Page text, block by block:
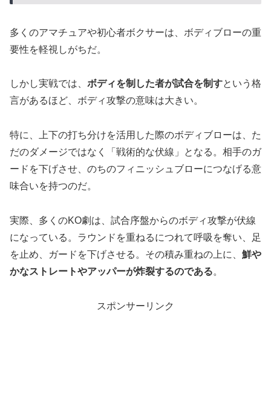
多くのアマチュアや初心者ボクサーは、ボディブローの重
要性を軽視しがちだ。
しかし実戦では、 ボディを制した者が試合を制すという格
言があるほど、ボディ攻撃の意味は大きい。
特に、上下の打ち分けを活用した際のボディブローは、た
だのダメージではなく「戦術的な伏線」となる。相手のガ
ードを下げさせ、のちのフィニッシュブローにつなげる意
味合いを持つのだ。
実際、多くのKO劇は、試合序盤からのボディ攻撃が伏線
になっている。ラウンドを重ねるにつれて呼吸を奪い、足
を止め、ガードを下げさせる。その積み重ねの上に、 鮮や
かなストレートやアッパーが炸裂するのである。
スポンサーリンク